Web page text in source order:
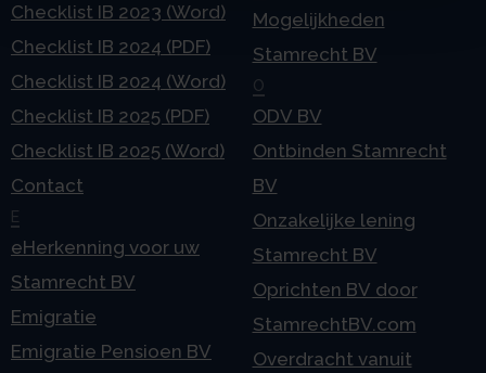
Checklist IB 2023 (Word)
Checklist IB 2024 (PDF)
Checklist IB 2024 (Word)
Checklist IB 2025 (PDF)
Checklist IB 2025 (Word)
Contact
E
eHerkenning voor uw
Stamrecht BV
Emigratie
Emigratie Pensioen BV
Mogelijkheden
Stamrecht BV
O
ODV BV
Ontbinden Stamrecht
BV
Onzakelijke lening
Stamrecht BV
Oprichten BV door
StamrechtBV.com
Overdracht vanuit